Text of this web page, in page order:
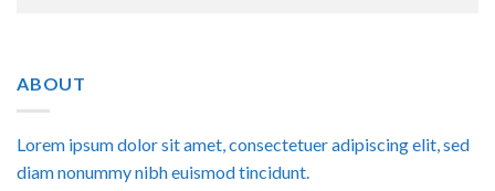
ABOUT
Lorem ipsum dolor sit amet, consectetuer adipiscing elit, sed
diam nonummy nibh euismod tincidunt.